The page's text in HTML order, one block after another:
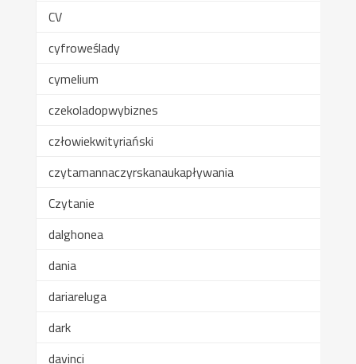
CV
cyfroweślady
cymelium
czekoladopwybiznes
człowiekwityriański
czytamannaczyrskanaukapływania
Czytanie
dalghonea
dania
dariareluga
dark
davinci